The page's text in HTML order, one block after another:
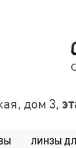
дом 3,
ЛИНЗЫ